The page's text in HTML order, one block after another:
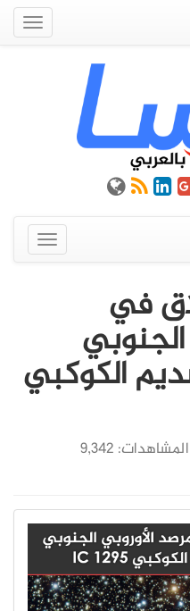
عرض
القائمة
في
الكوكبي
9,342